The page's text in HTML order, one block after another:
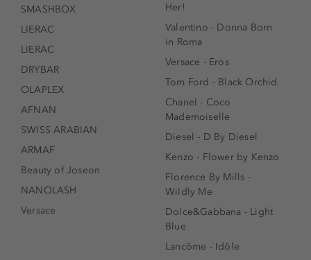
SMASHBOX
LIERAC
LIERAC
DRYBAR
OLAPLEX
AFNAN
SWISS ARABIAN
ARMAF
Beauty of Joseon
NANOLASH
Versace
Her!
Valentino - Donna Born
in Roma
Versace - Eros
Tom Ford - Black Orchid
Chanel - Coco
Mademoiselle
Diesel - D By Diesel
Kenzo - Flower by Kenzo
Florence By Mills -
Wildly Me
Dolce&Gabbana - Light
Blue
Lancôme - Idôle